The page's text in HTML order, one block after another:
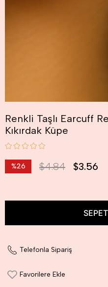
Renkli Taşlı Earcuff
Kıkırdak Küpe
%26
$4.84 $3.56
Telefonla Sipariş
Favorilere Ekle